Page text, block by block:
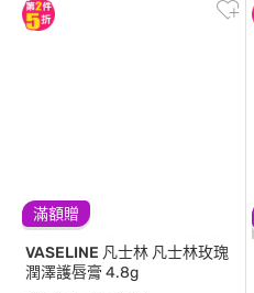
滿額贈
VASELINE 凡士林 凡士林玫瑰
潤澤護唇膏 4.8g